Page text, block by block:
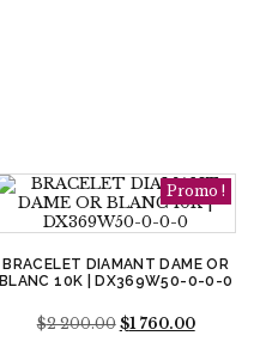
Promo !
BRACELET DIAMANT DAME OR
BLANC 10K | DX369W50-0-0-0
$2 200.00 Le
$1 760.00Le